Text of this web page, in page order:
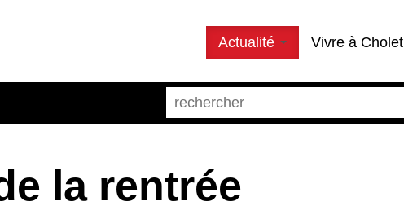
Actualité Vivre à Cholet
la rentrée